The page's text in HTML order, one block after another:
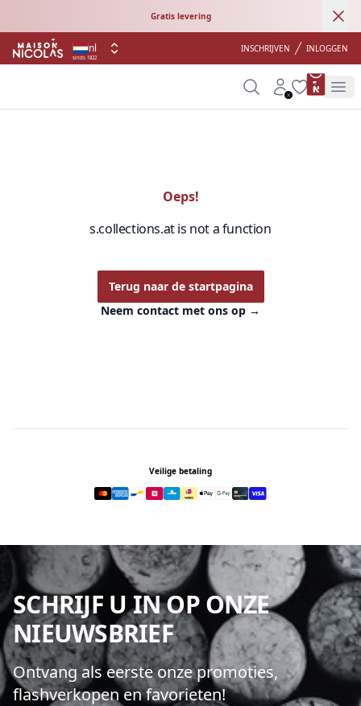
Gratis levering
sinds 1822
nl INSCHRIJVEN INLOGGEN
SearchAccount
Wishlist
Oeps!
s.collections.at is not a function
Terug naar de startpagina
Neem contact met ons op →
Veilige betaling
SCHRIJF U IN OP ONZE
NIEUWSBRIEF
Ontvang als eerste onze promoties,
flashverkopen en favorieten!